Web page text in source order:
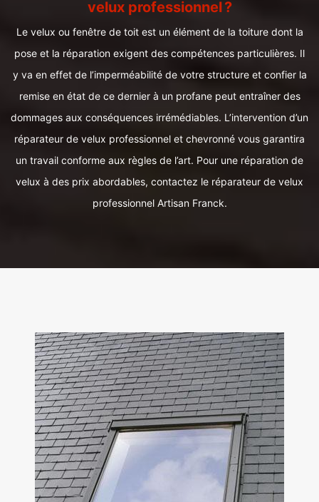
velux professionnel ?
Le velux ou fenêtre de toit est un élément de la toiture dont la
pose et la réparation exigent des compétences particulières. Il
y va en effet de l’imperméabilité de votre structure et confier la
remise en état de ce dernier à un profane peut entraîner des
dommages aux conséquences irrémédiables. L’intervention d’un
réparateur de velux professionnel et chevronné vous garantira
un travail conforme aux règles de l’art. Pour une réparation de
velux à des prix abordables, contactez le réparateur de velux
professionnel Artisan Franck.